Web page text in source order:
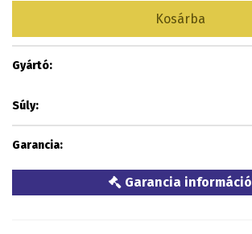
Kosárba
Gyártó:
Súly:
Garancia:
Garancia információ